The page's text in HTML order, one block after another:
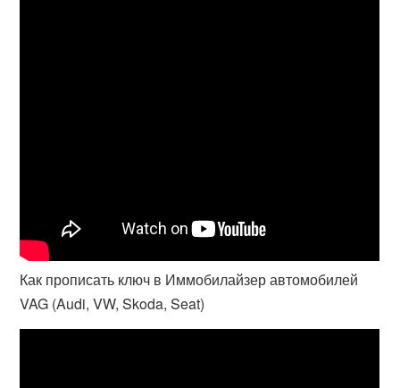
Как прописать ключ в Иммобилайзер автомобилей
VAG (Audi, VW, Skoda, Seat)